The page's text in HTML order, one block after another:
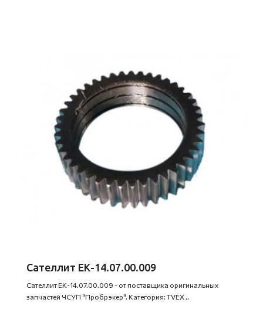
Сателлит ЕК-14.07.00.009
Сателлит ЕК-14.07.00.009 - от поставщика оригинальных
запчастей ЧСУП "Пробрэкер". Категория: TVEX ..